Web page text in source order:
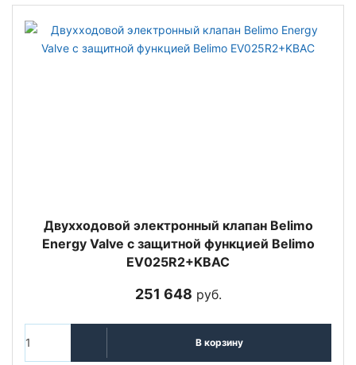
Двухходовой электронный клапан Belimo
Energy Valve с защитной функцией Belimo
EV025R2+KBAC
251 648 руб.
В корзину